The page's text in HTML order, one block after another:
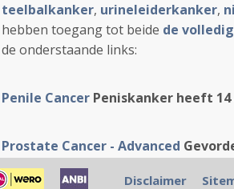
teelbalkanker, urineleiderkanker,
hebben toegang tot beide de
de onderstaande links:
Penile Cancer Peniskanker heeft
Prostate Cancer - Advanced
abstracten in PDF vorm
Disclaimer